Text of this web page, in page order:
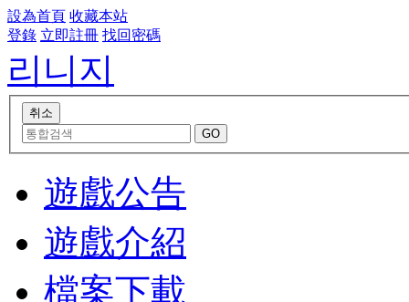
設為首頁 收藏本站
登錄 立即註冊 找回密碼
리니지
遊戲公告
遊戲介紹
檔案下載